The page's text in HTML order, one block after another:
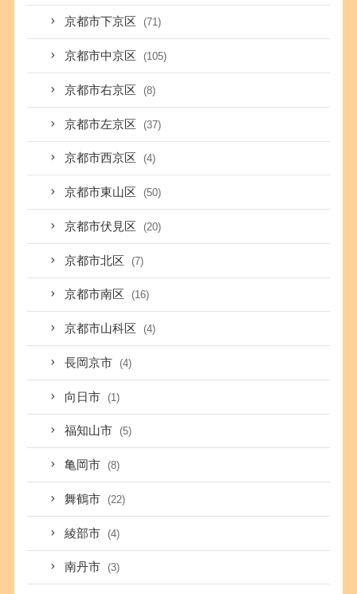
京都市下京区 (71)
京都市中京区 (105)
京都市右京区 (8)
京都市左京区 (37)
京都市西京区 (4)
京都市東山区 (50)
京都市伏見区 (20)
京都市北区 (7)
京都市南区 (16)
京都市山科区 (4)
長岡京市 (4)
向日市 (1)
福知山市 (5)
亀岡市 (8)
舞鶴市 (22)
綾部市 (4)
南丹市 (3)